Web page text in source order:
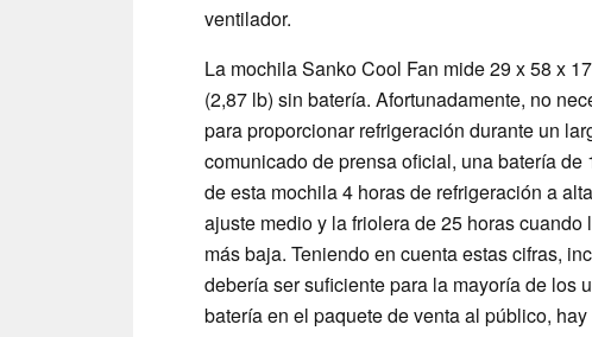
ventilador.
La mochila Sanko Cool Fan mide 29 x 58 x
(2,87 lb) sin batería. Afortunadamente, no
para proporcionar refrigeración durante un
comunicado de prensa oficial, una batería
de esta mochila 4 horas de refrigeración a
ajuste medio y la friolera de 25 horas
más baja. Teniendo en cuenta estas cifras,
debería ser suficiente para la mayoría de los
batería en el paquete de venta al público,